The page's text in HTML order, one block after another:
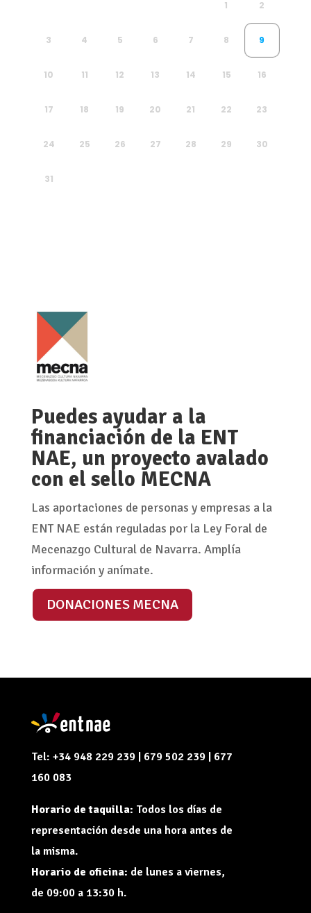
1 2
3 4 5 6 7 8 9
10 11 12 13 14 15 16
17 18 19 20 21 22 23
24 25 26 27 28 29 30
31
Puedes ayudar a la
financiación de la ENT
NAE, un proyecto avalado
con el sello MECNA
Las aportaciones de personas y empresas a la
ENT NAE están reguladas por la Ley Foral de
Mecenazgo Cultural de Navarra. Amplía
información y anímate.
DONACIONES MECNA
Tel: +34 948 229 239 | 679 502 239 | 677
160 083
Horario de taquilla: Todos los días de
representación desde una hora antes de
la misma.
Horario de oficina: de lunes a viernes,
de 09:00 a 13:30 h.